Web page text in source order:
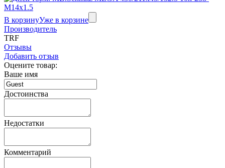
В корзинуУже в корзине
Производитель
TRF
Отзывы
Добавить отзыв
Оцените товар:
Ваше имя
Достоинства
Недостатки
Комментарий